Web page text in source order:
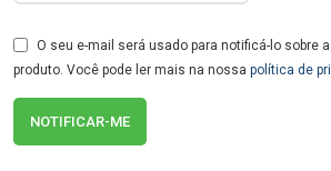
O seu e-mail será usado para notificá-lo sobre
produto. Você pode ler mais na nossa política de